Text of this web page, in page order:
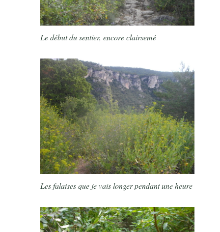
Le début du sentier, encore clairsemé
Les falaises que je vais longer pendant une heure